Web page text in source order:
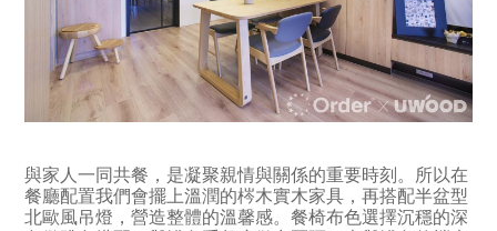
與家人一同共餐，是凝聚親情與關係的重要時刻。所以在
餐廳配置我們會擺上溫潤的梣木實木家具，再搭配半盆型
北歐風吊燈，營造整體的溫馨感。餐椅布色選擇沉穩的深